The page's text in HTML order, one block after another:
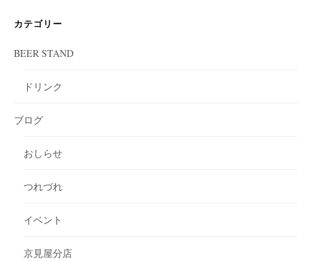
カテゴリー
BEER STAND
ドリンク
ブログ
おしらせ
つれづれ
イベント
京見屋分店